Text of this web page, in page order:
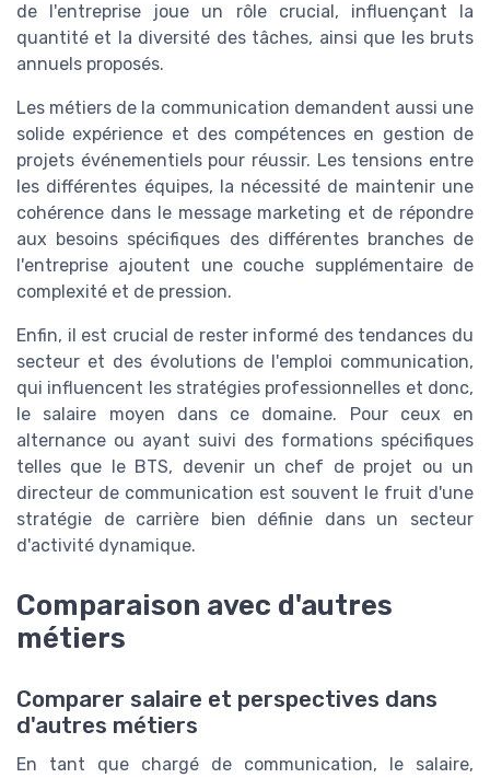
de l'entreprise joue un rôle crucial, influençant la
quantité et la diversité des tâches, ainsi que les bruts
annuels proposés.
Les métiers de la communication demandent aussi une
solide expérience et des compétences en gestion de
projets événementiels pour réussir. Les tensions entre
les différentes équipes, la nécessité de maintenir une
cohérence dans le message marketing et de répondre
aux besoins spécifiques des différentes branches de
l'entreprise ajoutent une couche supplémentaire de
complexité et de pression.
Enfin, il est crucial de rester informé des tendances du
secteur et des évolutions de
l'emploi communication,
qui influencent les stratégies professionnelles et donc,
le salaire moyen dans ce domaine. Pour ceux en
alternance ou ayant suivi des formations spécifiques
telles que le BTS, devenir un chef de projet ou un
directeur de communication est souvent le fruit d'une
stratégie de carrière bien définie dans un secteur
d'activité dynamique.
Comparaison avec d'autres
métiers
Comparer salaire et perspectives dans
d'autres métiers
En tant que chargé de communication, le salaire,